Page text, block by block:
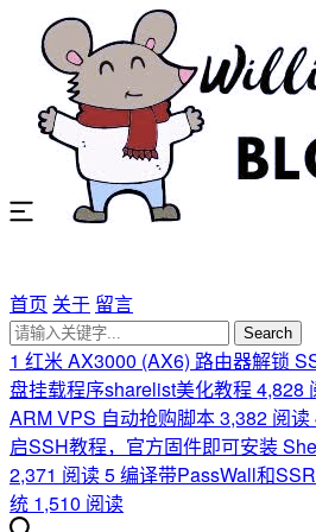
首页 关于 留言
Search
1 红米 AX3000 (AX6) 路由器解锁
盘挂载程序sharelist美化教程 4,828
ARM VPS 自动抢购脚本3,382 阅读
启SSH教程，官方固件即可安装
2,371 阅读5编译带PassWall和
统 1,510 阅读